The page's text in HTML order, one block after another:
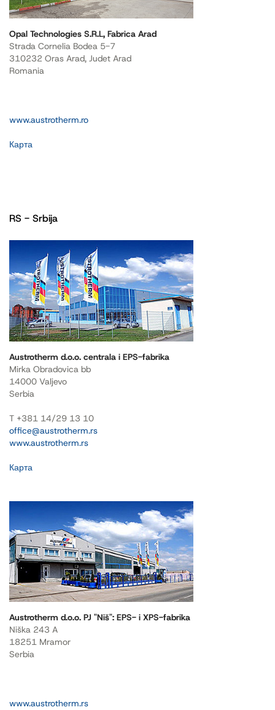
Opal Technologies S.R.L, Fabrica Arad
Strada Cornelia Bodea 5-7
310232 Oras Arad, Judet Arad
Romania
www.austrotherm.ro
Карта
RS - Srbija
Austrotherm d.o.o. centrala i EPS-fabrika
Mirka Obradovica bb
14000 Valjevo
Serbia
T +381 14/29 13 10
office@austrotherm.rs
www.austrotherm.rs
Карта
Austrotherm d.o.o. PJ "Niš": EPS- i XPS-fabrika
Niška 243 A
18251 Mramor
Serbia
www.austrotherm.rs